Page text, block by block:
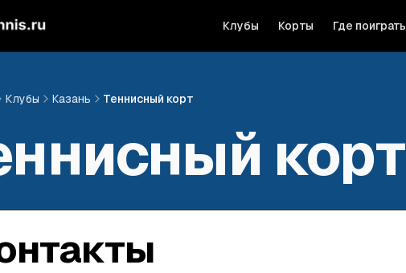
Клубы Корты Где поиграть
Клубы Казань Теннисный корт
корт